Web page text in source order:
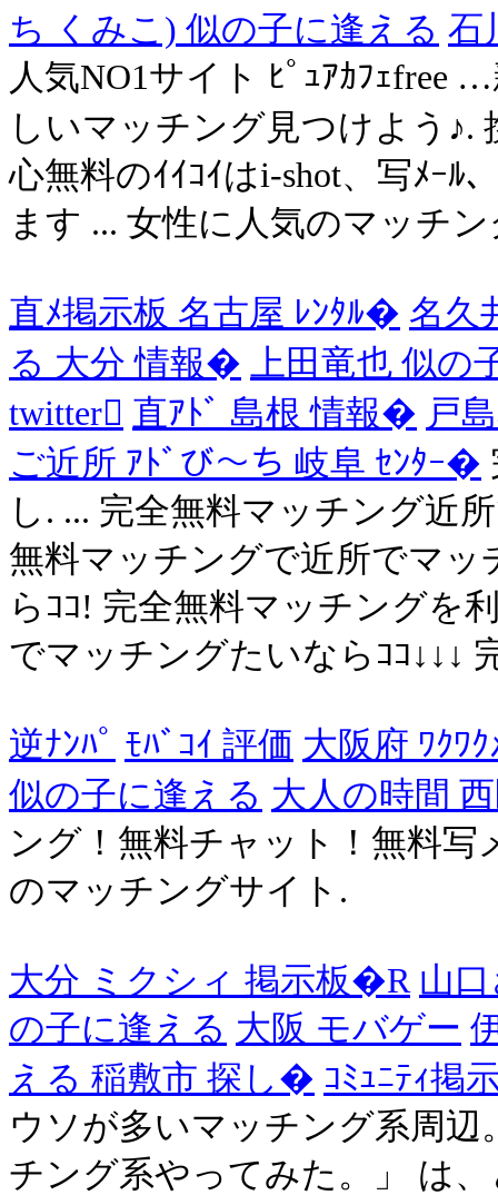
ち くみこ) 似の子に逢える 石
人気NO1サイト ﾋﾟｭｱｶﾌｪfree
しいマッチング見つけよう
心無料のｲｲｺｲはi-shot、写ﾒｰﾙ
ます ... 女性に人気のマッチ
直ﾒ掲示板 名古屋 ﾚﾝﾀﾙ� 名久
る 大分 情報� 上田竜也 似の
twitter 直ｱﾄﾞ 島根 情報� 戸
ご近所 ｱﾄﾞび～ち 岐阜 ｾﾝﾀｰ�
し. ... 完全無料マッチング近
無料マッチングで近所でマ
らｺｺ! 完全無料マッチングを
でマッチングたいならｺｺ↓↓↓
逆ﾅﾝﾊﾟ ﾓﾊﾞｺｲ 評価 大阪府 ﾜｸﾜ
似の子に逢える 大人の時間
ング！無料チャット！無料
のマッチングサイト.
大分 ミクシィ 掲示板�R 山
の子に逢える 大阪 モバゲー
える 稲敷市 探し� ｺﾐｭﾆﾃｨ掲
ウソが多いマッチング系周
チング系やってみた。」 は